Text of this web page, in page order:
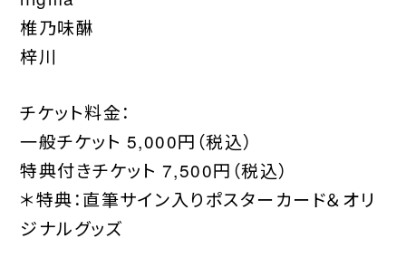
椎乃味醂
梓川
チケット料金：
一般チケット 5,000円（税込）
特典付きチケット 7,500円（税込）
＊特典：直筆サイン入りポスターカード＆オリ
ジナルグッズ